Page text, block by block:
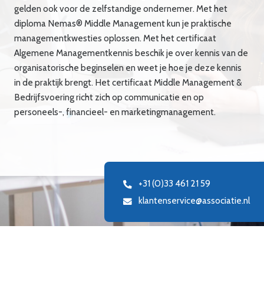
gelden ook voor de zelfstandige ondernemer. Met het
diploma Nemas® Middle Management kun je praktische
managementkwesties oplossen. Met het certificaat
Algemene Managementkennis beschik je over kennis van de
organisatorische beginselen en weet je hoe je deze kennis
in de praktijk brengt. Het certificaat Middle Management &
Bedrijfsvoering richt zich op communicatie en op
personeels-, financieel- en marketingmanagement.
+31 (0)33 461 21 59
klantenservice@associatie.nl